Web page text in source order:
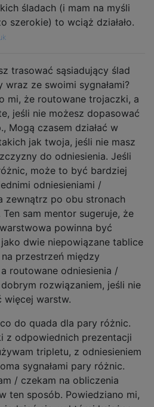
śladach (i mam na myśli
szerokie) to wciąż działało.
trasować sąsiadujący ślad
wraz ze swoimi sygnałami?
mi, że routowane trojaczki, a
jeśli nie możesz dopasować
Mogą czasem działać w
jak twoja, jeśli nie masz
do odniesienia. Jeśli
może to być bardziej
odniesieniami /
zewnątrz po obu stronach
sam mentor sugeruje, że
powinna być
dwie niepowiązane tablice
przestrzeń między
routowane odniesienia /
rozwiązaniem, jeśli nie
więcej warstw.
co do quada dla pary różnic.
z odpowiednich prezentacji
tripletu, z odniesieniem
sygnałami pary różnic.
/ czekam na obliczenia
ten sposób. Powiedziano mi,